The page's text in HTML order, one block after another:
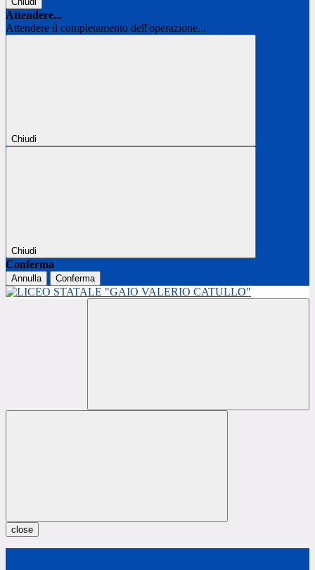
Attendere...
Attendere il completamento dell'operazione...
Chiudi
Chiudi
Conferma
Annulla Conferma
close